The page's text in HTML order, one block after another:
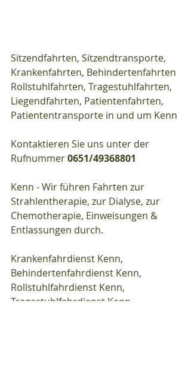
Sitzendfahrten, Sitzendtransporte,
Krankenfahrten, Behindertenfahrten
Rollstuhlfahrten, Tragestuhlfahrten,
Liegendfahrten, Patientenfahrten,
Patiententransporte in und um Kenn
Kontaktieren Sie uns unter der
Rufnummer 0651/49368801
Kenn - Wir führen Fahrten zur
Strahlentherapie, zur Dialyse, zur
Chemotherapie, Einweisungen &
Entlassungen durch.
Krankenfahrdienst Kenn,
Behindertenfahrdienst Kenn,
Rollstuhlfahrdienst Kenn,
Tragestuhlfahrdienst Kenn,